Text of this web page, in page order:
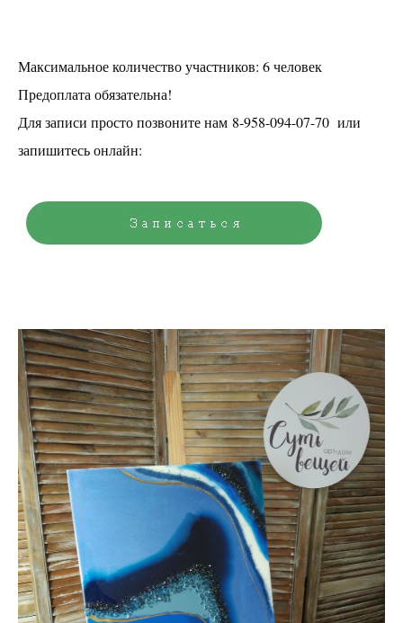
Максимальное количество участников: 6 человек
Предоплата обязательна!
Для записи просто позвоните нам 8-958-094-07-70 или
запишитесь онлайн: